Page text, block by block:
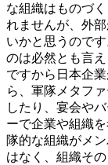
な組織はものづ
れませんが、外
いかと思うので
のは必然とも言え
ですから日本企
ら、軍隊メタフ
したり、宴会や
ーで企業や組織
隊的な組織がメ
はなく、組織そ